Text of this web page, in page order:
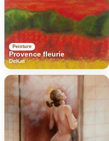
Peinture
Provence fleurie
DeKat